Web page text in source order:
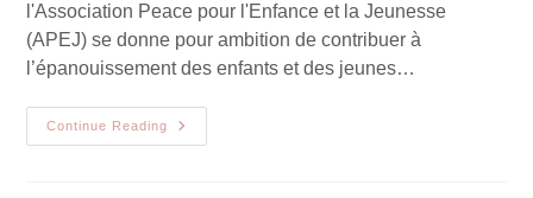
l'Association Peace pour l'Enfance et la Jeunesse
(APEJ) se donne pour ambition de contribuer à
l’épanouissement des enfants et des jeunes…
Continue Reading